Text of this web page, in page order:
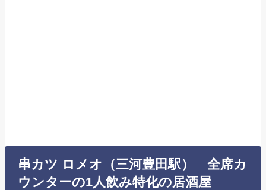
串カツ ロメオ（三河豊田駅） 全席カ
ウンターの1人飲み特化の居酒屋